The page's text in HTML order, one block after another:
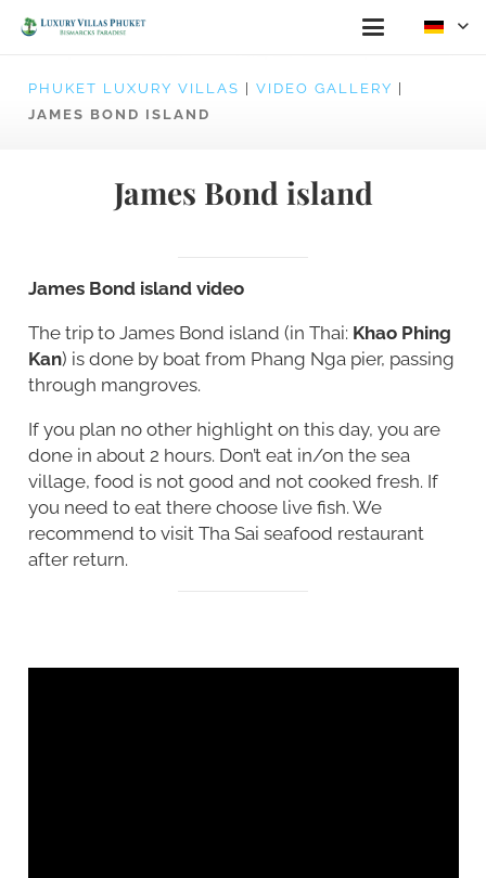
PHUKET LUXURY VILLAS VIDEO GALLERY
JAMES BOND ISLAND
James Bond island
James Bond island video
The trip to James Bond island (in Thai: Khao Phing
Kan) is done by boat from Phang Nga pier, passing
through mangroves.
If you plan no other highlight on this day, you are
done in about 2 hours. Don’t eat in/on the sea
village, food is not good and not cooked fresh. If
you need to eat there choose live fish. We
recommend to visit Tha Sai seafood restaurant
after return.